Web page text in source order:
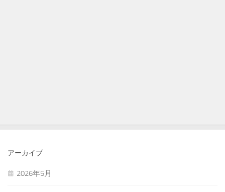
アーカイブ
2026年5月